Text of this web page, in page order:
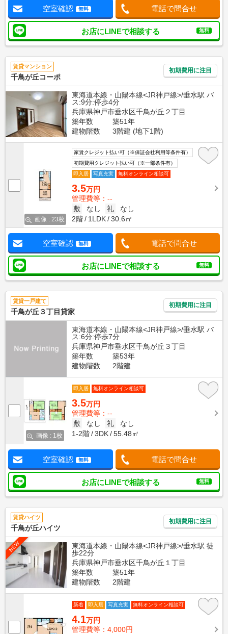
空室確認 無料 電話で問合せ
お店にLINEで相談する 無料
賃貸マンション
千鳥が丘コーポ
初期費用に注目
東海道本線・山陽本線<JR神戸線>/垂水駅 バ
ス:9分:停歩4分
兵庫県神戸市垂水区千鳥が丘２丁目
築年数
築51年
建物階数
3階建 (地下1階)
画像 : 23枚
家賃クレジット払い可（※保証会社利用等条件有）
初期費用クレジット払い可（※一部条件有）
即入居
写真充実 無料オンライン相談可
3.5万円
管理費等：--
敷
なし 礼
なし
2階
1LDK 30.6㎡
空室確認 無料 電話で問合せ
お店にLINEで相談する 無料
賃貸一戸建て
千鳥が丘３丁目貸家
初期費用に注目
東海道本線・山陽本線<JR神戸線>/垂水駅 バ
ス:6分:停歩7分
兵庫県神戸市垂水区千鳥が丘３丁目
築年数
築53年
建物階数
2階建
画像 : 1枚
即入居 無料オンライン相談可
3.5万円
管理費等：--
敷
なし 礼
なし
1-2階
3DK 55.48㎡
空室確認 無料 電話で問合せ
お店にLINEで相談する 無料
賃貸ハイツ
千鳥が丘ハイツ
初期費用に注目
NEW
東海道本線・山陽本線<JR神戸線>/垂水駅 徒
歩22分
兵庫県神戸市垂水区千鳥が丘１丁目
築年数
築51年
建物階数
2階建
新着 即入居 写真充実 無料オンライン相談可
4.1万円
管理費等：4,000円